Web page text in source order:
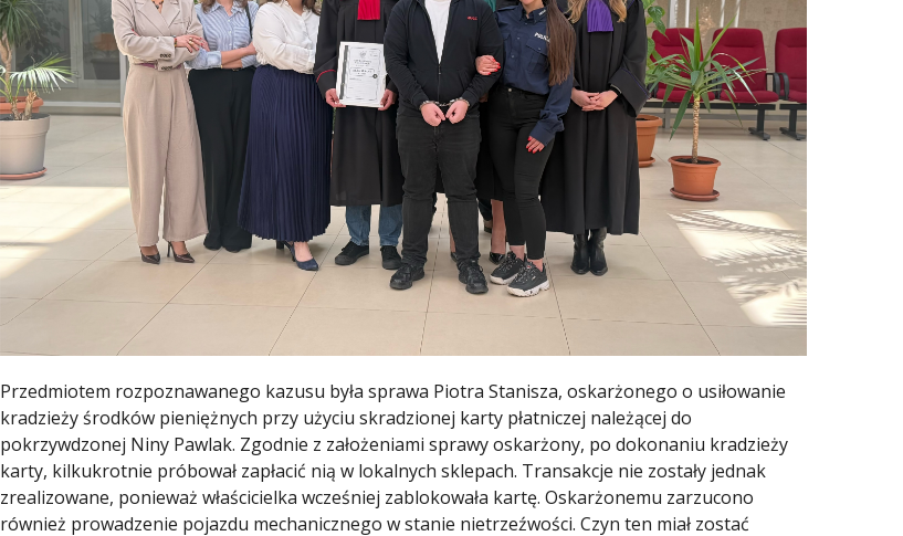
Przedmiotem rozpoznawanego kazusu była sprawa Piotra Stanisza, oskarżonego o usiłowanie
kradzieży środków pieniężnych przy użyciu skradzionej karty płatniczej należącej do
pokrzywdzonej Niny Pawlak. Zgodnie z założeniami sprawy oskarżony, po dokonaniu kradzieży
karty, kilkukrotnie próbował zapłacić nią w lokalnych sklepach. Transakcje nie zostały jednak
zrealizowane, ponieważ właścicielka wcześniej zablokowała kartę. Oskarżonemu zarzucono
również prowadzenie pojazdu mechanicznego w stanie nietrzeźwości. Czyn ten miał zostać